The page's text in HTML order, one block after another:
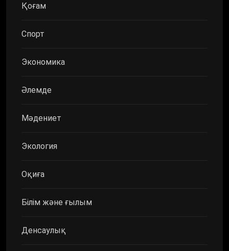
Қоғам
Спорт
Экономика
Әлемде
Мәдениет
Экология
Оқиға
Білім және ғылым
Денсаулық